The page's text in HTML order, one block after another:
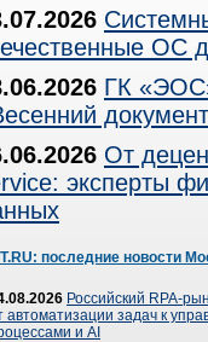
ОС
ГК
От
эксперты
последние новости
Российский RPA-
автоматизации задач к
и AI